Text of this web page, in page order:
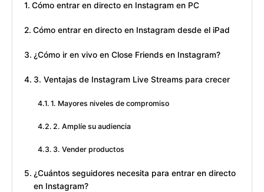
Cómo entrar en directo en Instagram en PC
Cómo entrar en directo en Instagram desde el iPad
¿Cómo ir en vivo en Close Friends en Instagram?
3. Ventajas de Instagram Live Streams para crecer
1. Mayores niveles de compromiso
2. Amplíe su audiencia
3. Vender productos
¿Cuántos seguidores necesita para entrar en directo
en Instagram?